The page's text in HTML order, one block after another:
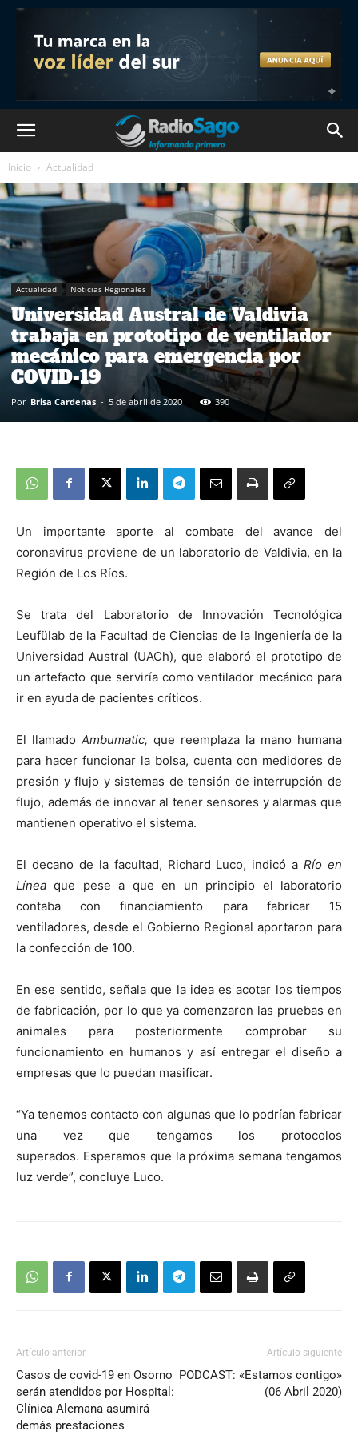
Inicio Actualidad
Actualidad Noticias Regionales
Universidad Austral de Valdivia
trabaja en prototipo de ventilador
mecánico para emergencia por
COVID-19
Por Brisa Cardenas - 5 de abril de 2020 390
Un importante aporte al combate del avance del
coronavirus proviene de un laboratorio de Valdivia, en la
Región de Los Ríos.
Se trata del Laboratorio de Innovación Tecnológica
Leufülab de la Facultad de Ciencias de la Ingeniería de la
Universidad Austral (UACh), que elaboró el prototipo de
un artefacto que serviría como ventilador mecánico para
ir en ayuda de pacientes críticos.
El llamado Ambumatic, que reemplaza la mano humana
para hacer funcionar la bolsa, cuenta con medidores de
presión y flujo y sistemas de tensión de interrupción de
flujo, además de innovar al tener sensores y alarmas que
mantienen operativo el sistema.
El decano de la facultad, Richard Luco, indicó aRío en
Líneaque pese a que en un principio el laboratorio
contaba con financiamiento para fabricar 15
ventiladores, desde el Gobierno Regional aportaron para
la confección de 100.
En ese sentido, señala que la idea es acotar los tiempos
de fabricación, por lo que ya comenzaron las pruebas en
animales para posteriormente comprobar su
funcionamiento en humanos y así entregar el diseño a
empresas que lo puedan masificar.
“Ya tenemos contacto con algunas que lo podrían fabricar
una vez que tengamos los protocolos
superados. Esperamos que la próxima semana tengamos
luz verde”, concluye Luco.
Artículo anterior
Casos de covid-19 en Osorno
serán atendidos por Hospital:
Clínica Alemana asumirá
demás prestaciones
Artículo siguiente
PODCAST: «Estamos contigo»
(06 Abril 2020)